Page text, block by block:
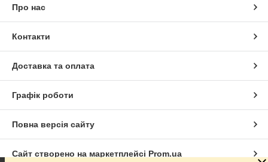
Про нас
Контакти
Доставка та оплата
Графік роботи
Повна версія сайту
Сайт створено на маркетплейсі Prom.ua